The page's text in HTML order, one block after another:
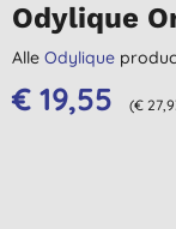
Odylique
Alle Odylique
€ 19,55 (€